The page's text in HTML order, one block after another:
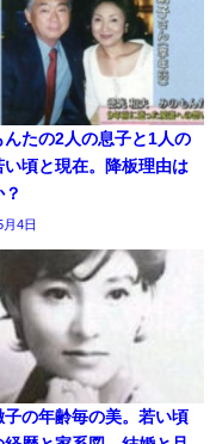
んたの2人の息子と1人の
い頃と現在。降板理由は
4日
子の年齢毎の美。若い頃